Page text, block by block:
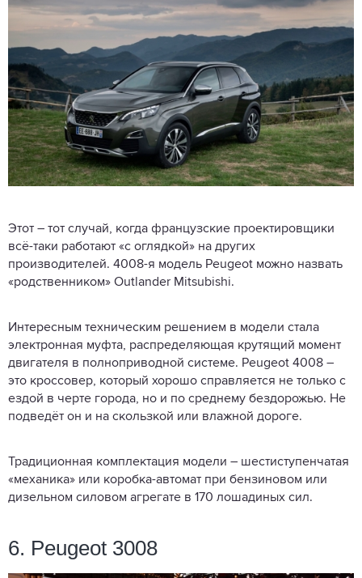
Этот – тот случай, когда французские проектировщики
всё-таки работают «с оглядкой» на других
производителей. 4008-я модель Peugeot можно назвать
«родственником» Outlander Mitsubishi.
Интересным техническим решением в модели стала
электронная муфта, распределяющая крутящий момент
двигателя в полноприводной системе. Peugeot 4008 –
это кроссовер, который хорошо справляется не только с
ездой в черте города, но и по среднему бездорожью. Не
подведёт он и на скользкой или влажной дороге.
Традиционная комплектация модели – шестиступенчатая
«механика» или коробка-автомат при бензиновом или
дизельном силовом агрегате в 170 лошадиных сил.
6. Peugeot 3008